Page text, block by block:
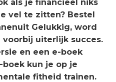
als je financieel niks
vel te zitten? Bestel
Gelukkig, word
uiterlijk succes.
en een e-boek
boek kun je op je
fitheid trainen.